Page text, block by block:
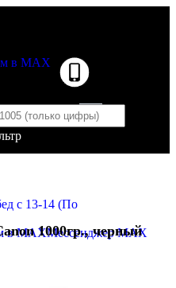
с 13-14 (По
Мессенджер MAX
1000гр., черный